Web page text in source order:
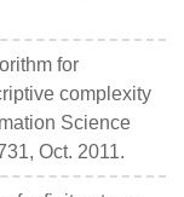
for
complexity
Science
Oct. 2011.